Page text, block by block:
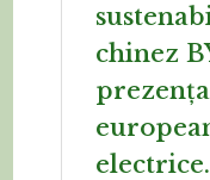
chinez
electrice.